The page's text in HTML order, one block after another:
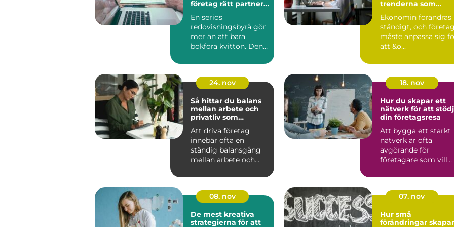
företag rätt partner
En seriös
redovisningsbyrå gör
mer än att bara
bokföra kvitton. Den
trenderna som
idag
Ekonomin förändras
ständigt, och företag
måste anpassa sig
att &o...
24. nov
Så hittar du balans
mellan arbete och
privatliv som
Att driva företag
innebär ofta en
ständig balansgång
mellan arbete och
18. nov
Hur du skapar ett
nätverk för att
din företagsresa
Att bygga ett starkt
nätverk är ofta
avgörande för
företagare som vill
08. nov
De mest kreativa
strategierna för att
07. nov
Hur små
förändringar skapar